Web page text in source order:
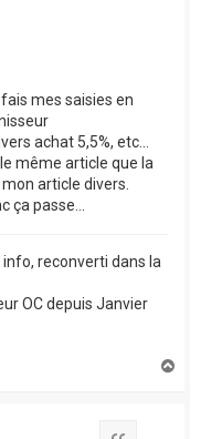
mes saisies en
achat 5,5%, etc...
même article que la
article divers.
passe...
reconverti dans la
OC depuis Janvier